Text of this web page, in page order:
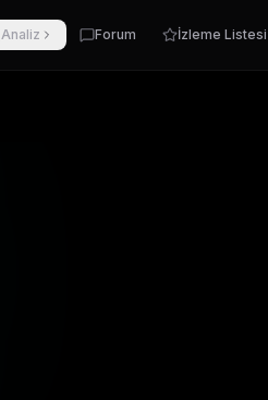
Analiz Forum İzleme Listesi